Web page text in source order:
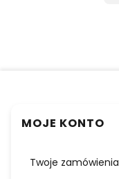
MOJE KONTO
Twoje zamówienia